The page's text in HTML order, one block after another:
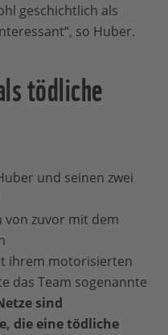
geschichtlich als
so Huber.
tödliche
und seinen zwei
von zuvor mit dem
ihrem motorisierten
das Team sogenannte
sind
die eine tödliche